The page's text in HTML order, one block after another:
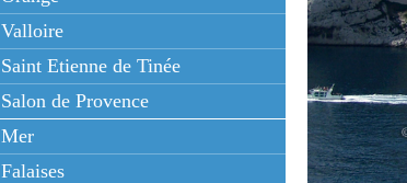
Valloire
Saint Etienne de Tinée
Salon de Provence
Mer
Falaises